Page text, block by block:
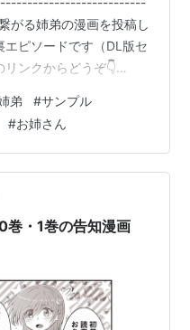
る姉弟の漫画を投稿し
エピソードです（DL版セ
ンクからどうぞ👇
originalhokkori.hat…
弟 #サンプル
#お姉さん
巻・1巻の告知漫画